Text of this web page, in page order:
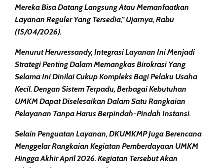
Mereka Bisa Datang Langsung Atau Memanfaatkan
Layanan Reguler Yang Tersedia,” Ujarnya, Rabu
(15/04/2026).
Menurut Heruressandy, Integrasi Layanan Ini Menjadi
Strategi Penting Dalam Memangkas Birokrasi Yang
Selama Ini Dinilai Cukup Kompleks Bagi Pelaku Usaha
Kecil. Dengan Sistem Terpadu, Berbagai Kebutuhan
UMKM Dapat Diselesaikan Dalam Satu Rangkaian
Pelayanan Tanpa Harus Berpindah-Pindah Instansi.
Selain Penguatan Layanan, DKUMKMP Juga Berencana
Menggelar Rangkaian Kegiatan Pemberdayaan UMKM
Hingga Akhir April 2026. Kegiatan Tersebut Akan